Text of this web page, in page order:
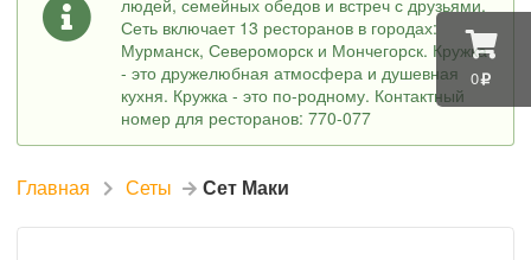
0
людей, семейных обедов и встреч с друзьями.
Сеть включает 13 ресторанов в городах:
Мурманск, Североморск и Мончегорск. Кружка
- это дружелюбная атмосфера и душевная
кухня. Кружка - это по-родному. Контактный
номер для ресторанов: 770-077
Главная Сеты Сет Маки